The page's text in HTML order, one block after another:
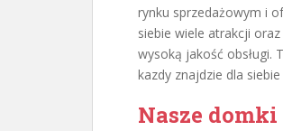
rynku sprzedażowym i
siebie wiele atrakcji
wysoką jakość obsługi.
kazdy znajdzie dla
Nasze domki